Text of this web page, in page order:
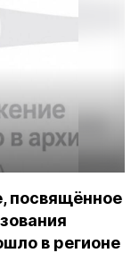
посвящённое
в регионе